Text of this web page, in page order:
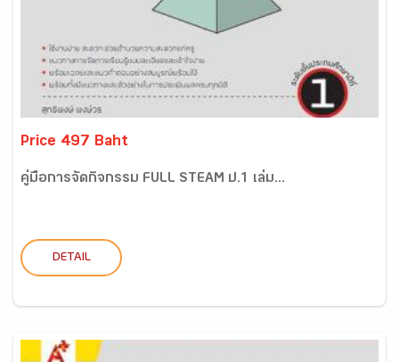
Price 497 Baht
คู่มือการจัดกิจกรรม FULL STEAM ป.1 เล่ม...
DETAIL